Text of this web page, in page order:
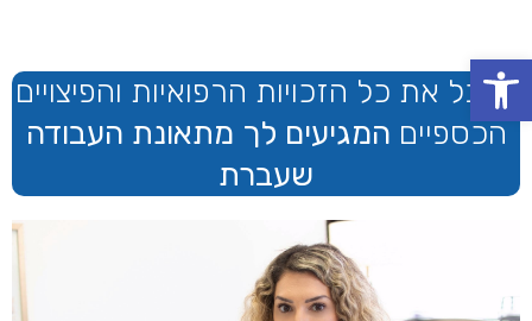
פתח סרגל נגישות
לקבל את כל הזכויות הרפואיות והפיצויים
הכספיים המגיעים לך מתאונת העבודה
שעברת